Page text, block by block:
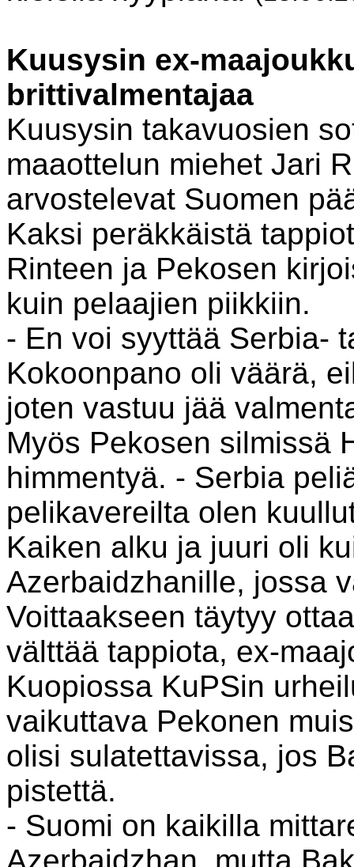
Kuusysin ex-
brittivalmentajaa
Kuusysin takavuosien
maaottelun miehet Jari
arvostelevat Suomen
Kaksi peräkkäistä
Rinteen ja Pekosen
kuin pelaajien piikkiin.
- En voi syyttää Serbia-
Kokoonpano oli väärä,
joten vastuu jää
Myös Pekosen silmissä
himmentyä. - Serbia
pelikavereilta olen
Kaiken alku ja juuri oli
Azerbaidzhanille, jossa
Voittaakseen täytyy
välttää tappiota, ex-
Kuopiossa KuPSin
vaikuttava Pekonen
olisi sulatettavissa, jos
pistettä.
- Suomi on kaikilla